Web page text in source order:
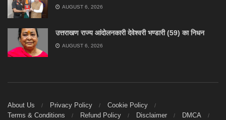
AUGUST 6, 2026
उत्तराखण राज्य आंदोलनकारी देवेश्वरी भण्डारी (59) का निधन
AUGUST 6, 2026
About Us Privacy Policy
Cookie Policy
Terms & Conditions
Refund Policy Disclaimer
DMCA